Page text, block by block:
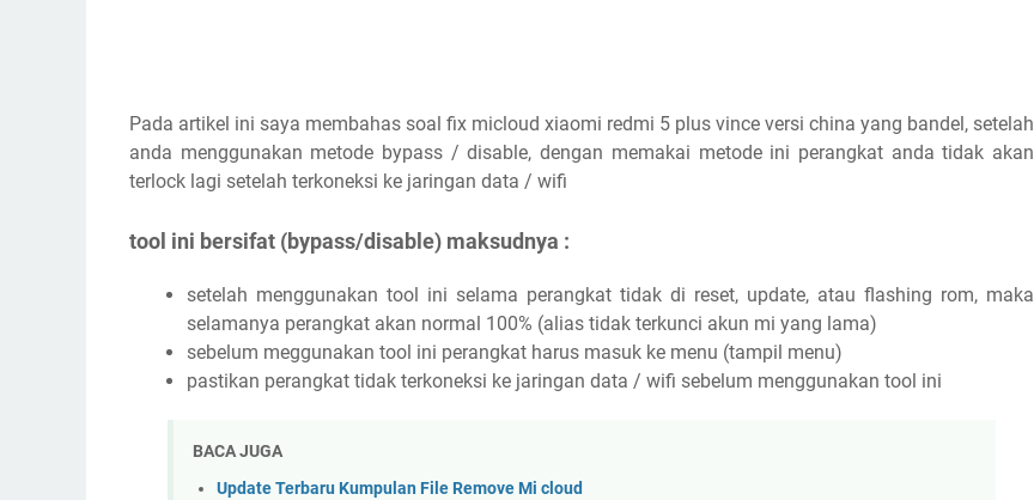
Pada artikel ini saya membahas soal fix micloud xiaomi redmi 5 plus vince versi china yang bandel, setelah
anda menggunakan metode bypass / disable, dengan memakai metode ini perangkat anda tidak akan
terlock lagi setelah terkoneksi ke jaringan data / wifi
tool ini bersifat (bypass/disable) maksudnya :
setelah menggunakan tool ini selama perangkat tidak di reset, update, atau flashing rom, maka
selamanya perangkat akan normal 100% (alias tidak terkunci akun mi yang lama)
sebelum meggunakan tool ini perangkat harus masuk ke menu (tampil menu)
pastikan perangkat tidak terkoneksi ke jaringan data / wifi sebelum menggunakan tool ini
BACA JUGA
Update Terbaru Kumpulan File Remove Mi cloud